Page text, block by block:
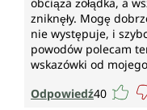
(ryboflawina)
prawidłowej liczby
prawidłowego
prawidłowego
do utrzymania
śluzowych, do
zniknęły. Mogę
nie występuje, i
powodów polecam
wskazówki od
Odpowiedź40